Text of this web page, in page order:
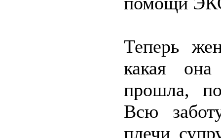
Теперь
какая
прошла,
Всю
плечи